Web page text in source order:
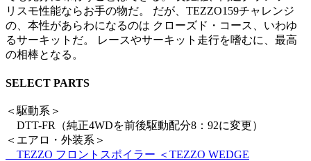
リスモ性能ならお手の物だ。 だが、TEZZO159チャレンジ
の、本性があらわになるのは クローズド・コース、いわゆ
るサーキットだ。 レースやサーキット走行を嗜むに、最高
の相棒となる。
SELECT PARTS
＜駆動系＞
DTT-FR（純正4WDを前後駆動配分8：92に変更）
＜エアロ・外装系＞
TEZZO フロントスポイラー ＜TEZZO WEDGE